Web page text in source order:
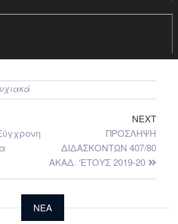
μαθήματος θα ξεκινήσουν την
NEXT
ΠΡΟΣΛΗΨΗ
ΔΙΔΑΣΚΟΝΤΩΝ 407/80
ΑΚΑΔ. ‘ΕΤΟΥΣ 2019-20
NEA